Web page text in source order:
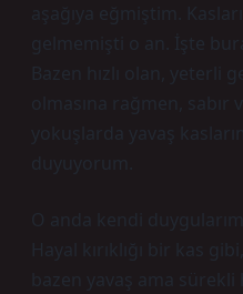
aşağıya eğmiştim.
gelmemişti o an. İşte
Bazen hızlı olan, yeterli
olmasına rağmen, sabır
yokuşlarda yavaş
O anda kendi
Hayal kırıklığı bir kas gibi,
bazen yavaş ama